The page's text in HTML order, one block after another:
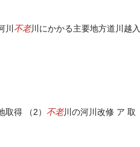
川 不老川にかかる主要地方道川越入
得 （2） 不老川の河川改修 ア 取